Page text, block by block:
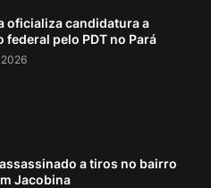
oficializa candidatura a
federal pelo PDT no Pará
a tiros no bairro
Jacobina